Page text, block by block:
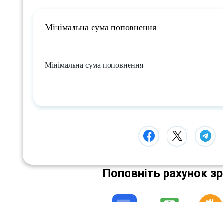
Мінімальна сума поповнення
Мінімальна сума поповнення
Поповніть рахунок